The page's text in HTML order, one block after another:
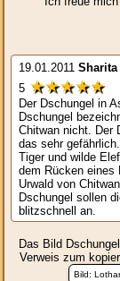
19.01.2011 Sharita
5 ★★★★★
Der Dschungel in
Dschungel
Chitwan nicht. Der
das sehr
Tiger und wilde
dem Rücken eines
Urwald von
Dschungel sollen
blitzschnell an.
Das Bild Dschungel
Verweis zum